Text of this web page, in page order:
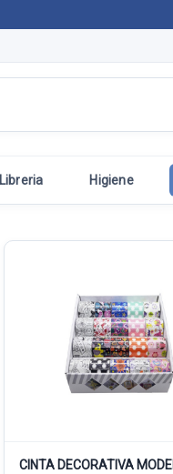
Libreria Higiene
CINTA DECORATIVA